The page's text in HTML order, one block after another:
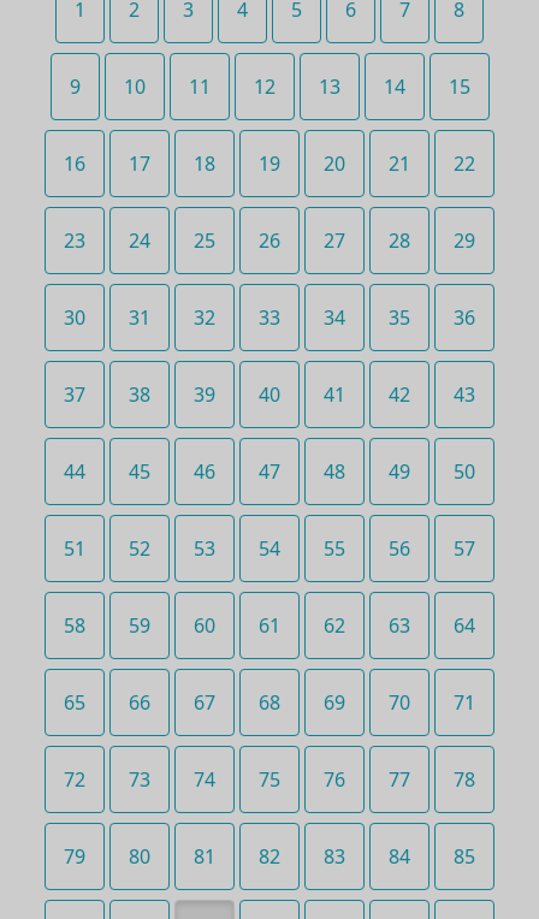
1 2 3 4 5 6 7 8
9 10 11 12 13 14 15
16 17 18 19 20 21 22
23 24 25 26 27 28 29
30 31 32 33 34 35 36
37 38 39 40 41 42 43
44 45 46 47 48 49 50
51 52 53 54 55 56 57
58 59 60 61 62 63 64
65 66 67 68 69 70 71
72 73 74 75 76 77 78
79 80 81 82 83 84 85